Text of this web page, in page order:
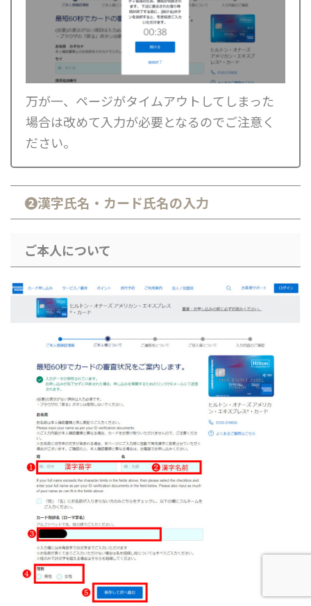
万が一、ページがタイムアウトしてしまった
場合は改めて入力が必要となるのでご注意く
ださい。
❷漢字氏名・カード氏名の入力
ご本人について